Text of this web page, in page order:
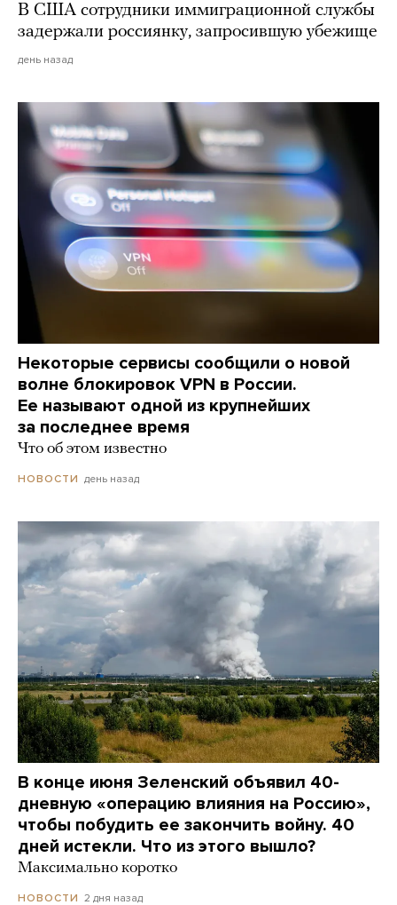
В США сотрудники иммиграционной службы
задержали россиянку, запросившую убежище
день назад
Некоторые сервисы сообщили о новой
волне блокировок VPN в России.
Ее называют одной из крупнейших
за последнее время
Что об этом известно
НОВОСТИ день назад
В конце июня Зеленский объявил 40-
дневную «операцию влияния на Россию»,
чтобы побудить ее закончить войну. 40
дней истекли. Что из этого вышло?
Максимально коротко
НОВОСТИ 2 дня назад